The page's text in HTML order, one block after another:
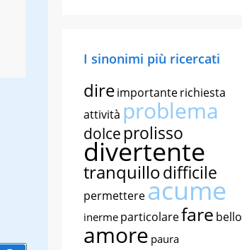
I sinonimi più ricercati
direimportanterichiesta
attività problema
dolce prolisso
divertente
tranquillodifficile
permettereacume
inerme particolarefare bello
amore paura